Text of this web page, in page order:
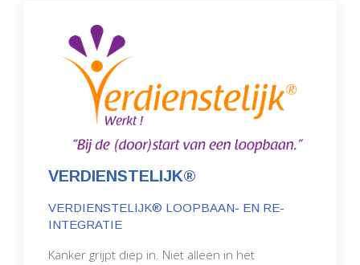
VERDIENSTELIJK®
VERDIENSTELIJK® LOOPBAAN- EN RE-
INTEGRATIE
Kanker grijpt diep in. Niet alleen in het